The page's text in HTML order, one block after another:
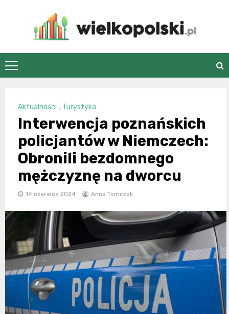
wielkopolski.pl
Aktualności , Turystyka
Interwencja poznańskich
policjantów w Niemczech:
Obronili bezdomnego
mężczyznę na dworcu
14 czerwca 2024 Anna Tomczak